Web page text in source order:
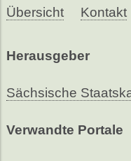
Übersicht Kontakt
Herausgeber
Sächsische
Verwandte Portale